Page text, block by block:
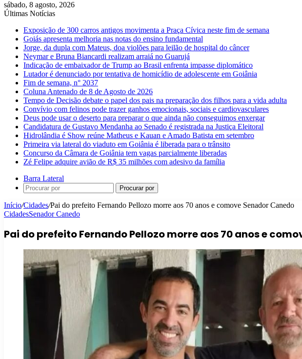
sábado, 8 agosto, 2026
Últimas Notícias
Exposição de 300 carros antigos movimenta a Praça Cívica neste fim de semana
Goiás apresenta melhoria nas notas do ensino fundamental
Jorge, da dupla com Mateus, doa violões para leilão de hospital do câncer
Neymar e Bruna Biancardi realizam arraiá no Guarujá
Indicação de embaixador de Trump ao Brasil enfrenta impasse diplomático
Lutador é denunciado por tentativa de homicídio de adolescente em Goiânia
Fim de semana, n° 2037
Coluna Antenado de 8 de Agosto de 2026
Tempo de Decisão debate o papel dos pais na preparação dos filhos para a vida adulta
Convívio com felinos pode trazer ganhos emocionais, sociais e cardiovasculares
Deus pode usar o deserto para preparar o que ainda não conseguimos enxergar
Candidatura de Gustavo Mendanha ao Senado é registrada na Justiça Eleitoral
Hidrolândia é Show reúne Matheus e Kauan e Amado Batista em setembro
Primeira via lateral do viaduto em Goiânia é liberada para o trânsito
Concurso da Câmara de Goiânia tem vagas parcialmente liberadas
Zé Felipe adquire avião de R$ 35 milhões com adesivo da família
Barra Lateral
Procurar por
Início/Cidades/Pai do prefeito Fernando Pellozo morre aos 70 anos e comove Senador Canedo
CidadesSenador Canedo
Pai do prefeito Fernando Pellozo morre aos 70 anos e